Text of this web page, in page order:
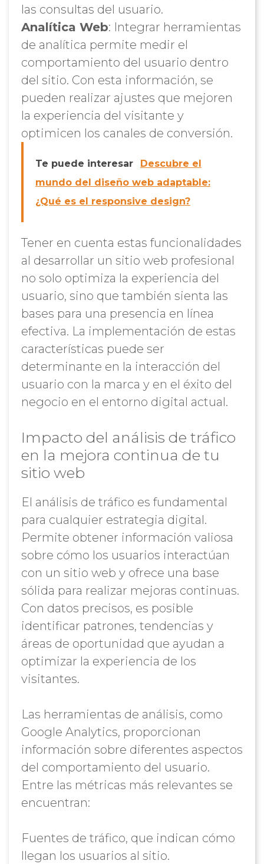
las consultas del usuario.
Analítica Web: Integrar herramientas
de analítica permite medir el
comportamiento del usuario dentro
del sitio. Con esta información, se
pueden realizar ajustes que mejoren
la experiencia del visitante y
optimicen los canales de conversión.
Te puede interesar
Descubre el
mundo del diseño web adaptable:
¿Qué es el responsive design?
Tener en cuenta estas funcionalidades
al desarrollar un sitio web profesional
no solo optimiza la experiencia del
usuario, sino que también sienta las
bases para una presencia en línea
efectiva. La implementación de estas
características puede ser
determinante en la interacción del
usuario con la marca y en el éxito del
negocio en el entorno digital actual.
Impacto del análisis de tráfico
en la mejora continua de tu
sitio web
El análisis de tráfico es fundamental
para cualquier estrategia digital.
Permite obtener información valiosa
sobre cómo los usuarios interactúan
con un sitio web y ofrece una base
sólida para realizar mejoras continuas.
Con datos precisos, es posible
identificar patrones, tendencias y
áreas de oportunidad que ayudan a
optimizar la experiencia de los
visitantes.
Las herramientas de análisis, como
Google Analytics, proporcionan
información sobre diferentes aspectos
del comportamiento del usuario.
Entre las métricas más relevantes se
encuentran:
Fuentes de tráfico, que indican cómo
llegan los usuarios al sitio.